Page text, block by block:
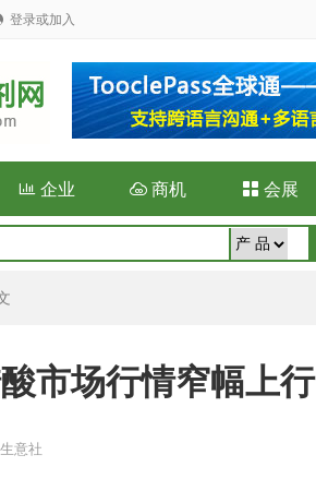
登录或加入
企业  商机  会展
市场行情窄幅上行
意社